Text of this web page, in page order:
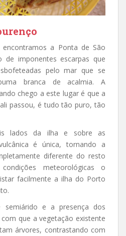
a Ponta de São
de imponentes escarpas que
pelo mar que se
branca de acalmia. A
chego a este lugar é que a
passou, é tudo tão puro, tão
lados da ilha e sobre as
é única, tornando a
diferente do resto
meteorológicas o
facilmente a ilha do Porto
e a presença dos
que a vegetação existente
árvores, contrastando com